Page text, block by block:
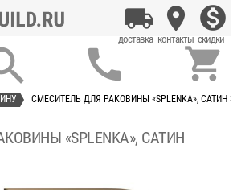
 
СМЕСИТЕЛЬ ДЛЯ РАКОВИНЫ «SPLENKA», САТИН
«SPLENKA», САТИН